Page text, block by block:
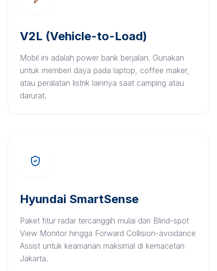
V2L (Vehicle-to-Load)
Mobil ini adalah power bank berjalan. Gunakan
untuk memberi daya pada laptop, coffee maker,
atau peralatan listrik lainnya saat camping atau
darurat.
Hyundai SmartSense
Paket fitur radar tercanggih mulai dari Blind-spot
View Monitor hingga Forward Collision-avoidance
Assist untuk keamanan maksimal di kemacetan
Jakarta.